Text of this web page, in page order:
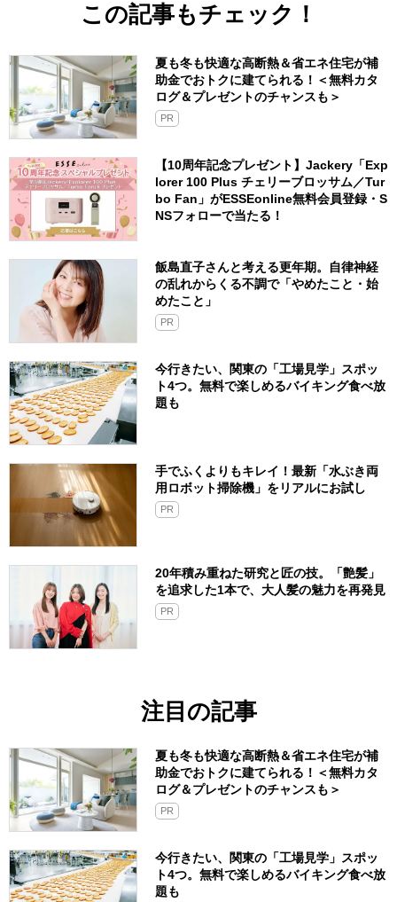
この記事もチェック！
夏も冬も快適な高断熱＆省エネ住宅が補
助金でおトクに建てられる！＜無料カタ
ログ＆プレゼントのチャンスも＞
PR
【10周年記念プレゼント】Jackery「Exp
lorer 100 Plus チェリーブロッサム／Tur
bo Fan」がESSEonline無料会員登録・S
NSフォローで当たる！
飯島直子さんと考える更年期。自律神経
の乱れからくる不調で「やめたこと・始
めたこと」
PR
今行きたい、関東の「工場見学」スポッ
ト4つ。無料で楽しめるバイキング食べ放
題も
手でふくよりもキレイ！最新「水ぶき両
用ロボット掃除機」をリアルにお試し
PR
20年積み重ねた研究と匠の技。「艶髪」
を追求した1本で、大人髪の魅力を再発見
PR
注目の記事
夏も冬も快適な高断熱＆省エネ住宅が補
助金でおトクに建てられる！＜無料カタ
ログ＆プレゼントのチャンスも＞
PR
今行きたい、関東の「工場見学」スポッ
ト4つ。無料で楽しめるバイキング食べ放
題も